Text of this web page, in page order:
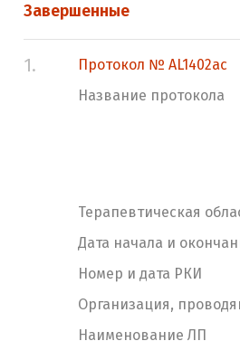
Завершенные
1.
Протокол № AL1402ac
Название протокола
Терапевтическая
Дата начала и
Номер и дата РКИ
Организация,
Наименование ЛП